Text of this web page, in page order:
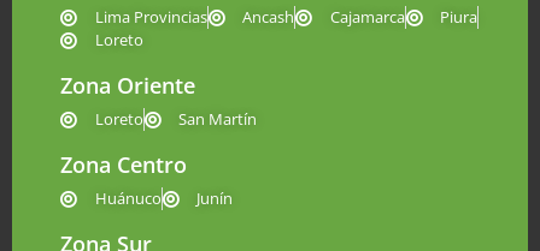
Lima Provincias Ancash Cajamarca
Piura
Loreto
Zona Oriente
Loreto San Martín
Zona Centro
Huánuco Junín
Zona Sur